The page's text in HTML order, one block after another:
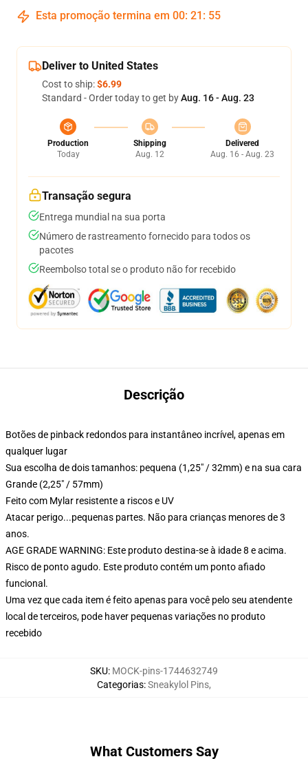
Esta promoção termina em 00: 21 : 54
Deliver to United States
Cost to ship:$6.99
Standard - Order today to get byAug. 16 - Aug. 23
Production
Today
Shipping
Aug. 12
Delivered
Aug. 16 - Aug. 23
Transação segura
Entrega mundial na sua porta
Número de rastreamento fornecido para todos os
pacotes
Reembolso total se o produto não for recebido
Descrição
Botões de pinback redondos para instantâneo incrível, apenas em
qualquer lugar
Sua escolha de dois tamanhos: pequena (1,25" / 32mm) e na sua cara
Grande (2,25" / 57mm)
Feito com Mylar resistente a riscos e UV
Atacar perigo...pequenas partes. Não para crianças menores de 3
anos.
AGE GRADE WARNING: Este produto destina-se à idade 8 e acima.
Risco de ponto agudo. Este produto contém um ponto afiado
funcional.
Uma vez que cada item é feito apenas para você pelo seu atendente
local de terceiros, pode haver pequenas variações no produto
recebido
SKU: MOCK-pins-1744632749
Categorias:Sneakylol Pins,
What Customers Say